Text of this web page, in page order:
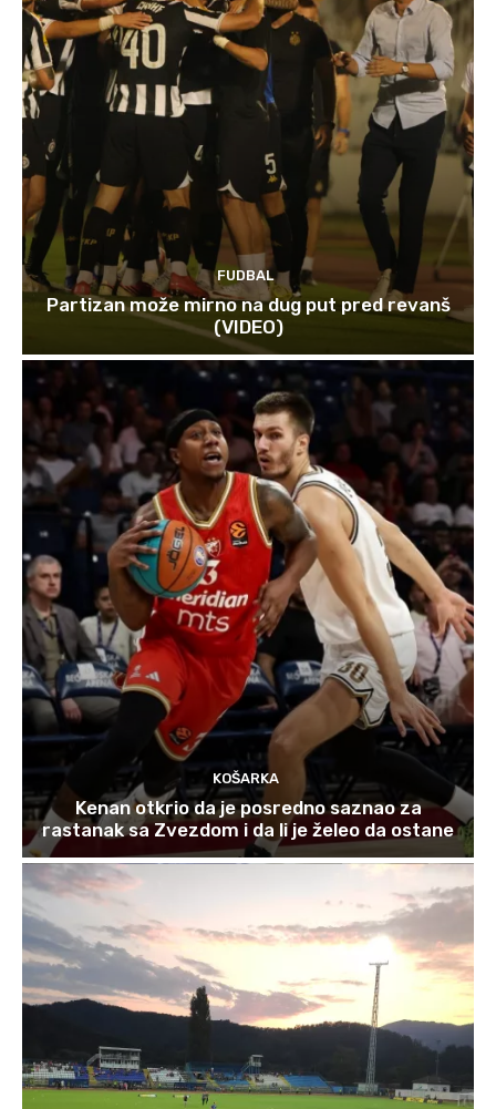
FUDBAL
Partizan može mirno na dug put pred revanš
(VIDEO)
KOŠARKA
Kenan otkrio da je posredno saznao za
rastanak sa Zvezdom i da li je želeo da ostane